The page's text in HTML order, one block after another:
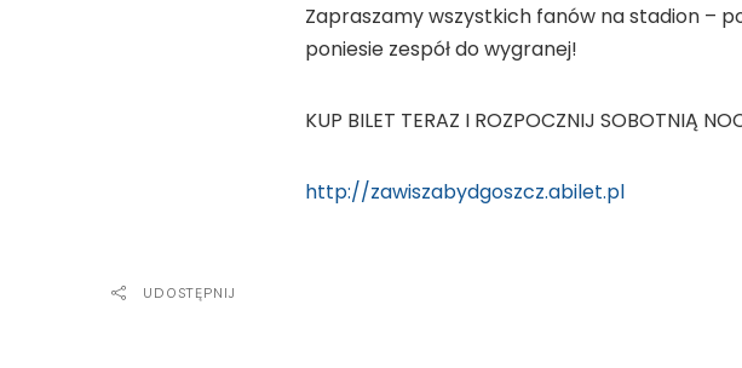
Zapraszamy wszystkich fanów na stadion –
poniesie zespół do wygranej!
KUP BILET TERAZ I ROZPOCZNIJ SOBOTNIĄ
http://zawiszabydgoszcz.abilet.pl
UDOSTĘPNIJ